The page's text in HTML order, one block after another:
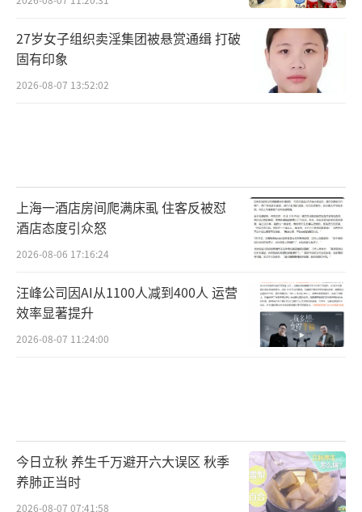
27岁女子组织卖淫集团被悬赏通缉 打破
固有印象
2026-08-07 13:52:02
上海一酒店房间爬满床虱 住客反被怼
酒店态度引众怒
2026-08-06 17:16:24
汪峰公司因AI从1100人减到400人 运营
效率显著提升
2026-08-07 11:24:00
今日立秋 养生千万避开六大误区 秋季
养肺正当时
2026-08-07 07:41:58